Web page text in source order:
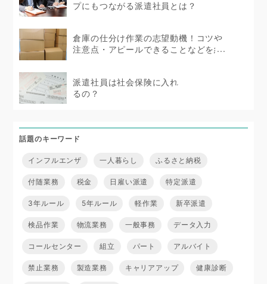
プにもつながる派遣社員とは？
倉庫の仕分け作業の志望動機！コツや
注意点・アピールできることなどを紹
派遣社員は社会保険に入れ
るの？
話題のキーワード
インフルエンザ 一人暮らし ふるさと納税
付随業務 税金 日雇い派遣 特定派遣
3年ルール 5年ルール 軽作業 新卒派遣
検品作業 物流業務 一般事務 データ入力
コールセンター 組立 パート アルバイト
禁止業務 製造業務 キャリアアップ 健康診断